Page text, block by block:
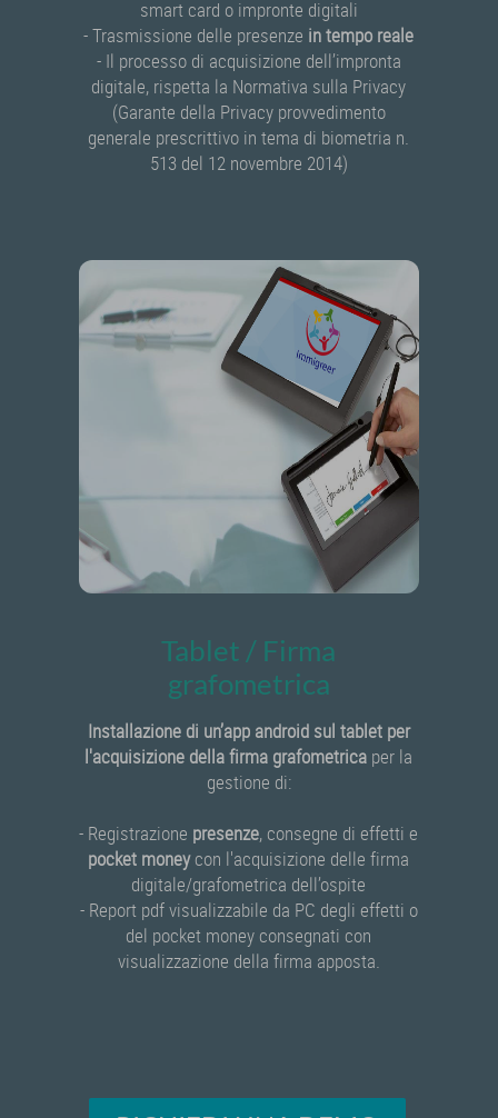
smart card o impronte digitali
- Trasmissione delle presenze in tempo reale
- Il processo di acquisizione dell’impronta
digitale, rispetta la Normativa sulla Privacy
(Garante della Privacy provvedimento
generale prescrittivo in tema di biometria n.
513 del 12 novembre 2014)
Tablet / Firma
grafometrica
Installazione di un’app android sul tablet per
l'acquisizione della firma grafometrica per la
gestione di:
- Registrazione presenze, consegne di effetti e
pocket moneycon l'acquisizione delle firma
digitale/grafometrica dell’ospite
- Report pdf visualizzabile da PC degli effetti o
del pocket money consegnati con
visualizzazione della firma apposta.